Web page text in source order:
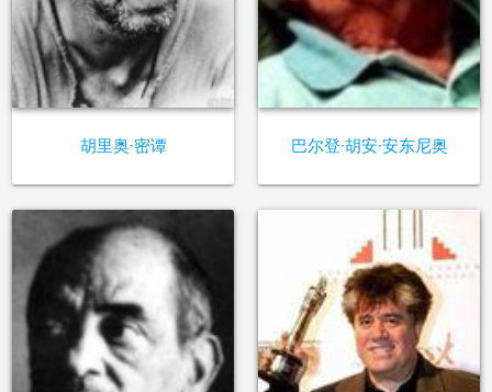
胡里奥·密谭 巴尔登·胡安·安东尼奥